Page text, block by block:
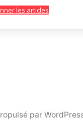
les articles
par